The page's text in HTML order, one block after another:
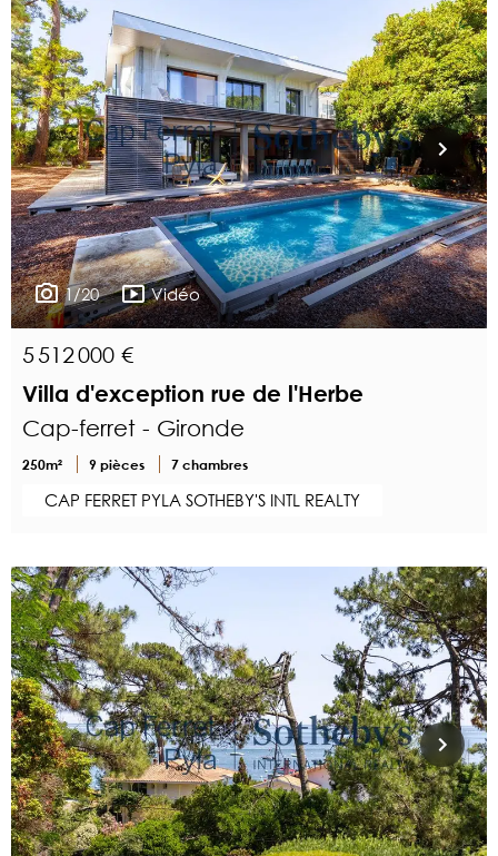
1/20 Vidéo
5 512 000 €
Villa d'exception rue de l'Herbe
Cap-ferret - Gironde
250m² 9 pièces 7 chambres
CAP FERRET PYLA SOTHEBY'S INTL REALTY